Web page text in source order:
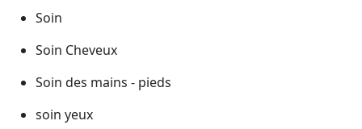
Soin
Soin Cheveux
Soin des mains - pieds
soin yeux